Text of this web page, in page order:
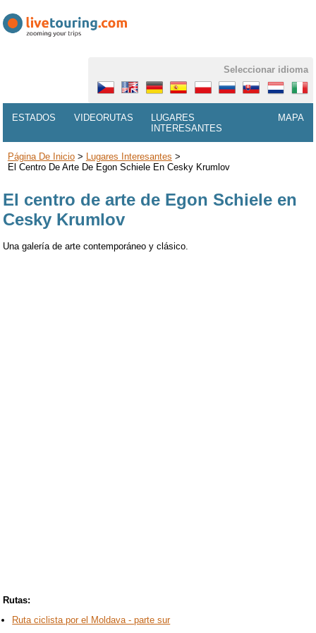
Seleccionar idioma
ESTADOS VIDEORUTAS
LUGARES
INTERESANTES
MAPA
Página De Inicio> Lugares Interesantes >
El Centro De Arte De Egon Schiele En Cesky Krumlov
El centro de arte de Egon Schiele en
Cesky Krumlov
Una galería de arte contemporáneo y clásico.
Rutas:
Ruta ciclista por el Moldava - parte sur